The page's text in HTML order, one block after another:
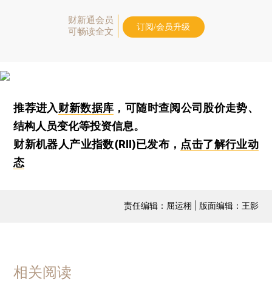
财新通会员
可畅读全文
订阅/会员升级
推荐进入财新数据库 ，可随时查阅公司股价走势、
结构人员变化等投资信息。
财新机器人产业指数(RII)已发布， 点击了解行业动
态
责任编辑：屈运栩 | 版面编辑：王影
相关阅读